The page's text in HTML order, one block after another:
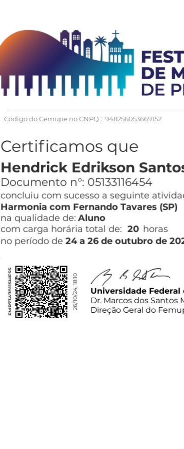
Código do Cemupe no CNPQ : 948256053669152
Certificamos que
Hendrick Edrikson
Documento n°: 05133116454
concluiu com sucesso a seguinte
Harmonia com Fernando Tavares (SP)
na qualidade de: Aluno
com carga horária total de: 20 horas
no período de 24 a 26 de outubro de
FMP73470115HESS 26/10/24, 18:10
Universidade Federal
Dr. Marcos dos Santos
Direção Geral do